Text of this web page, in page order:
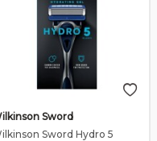
Sword
Sword Hydro 5